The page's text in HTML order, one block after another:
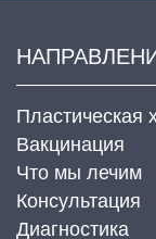
Пластическая
Вакцинация
Что мы лечим
Консультация
Диагностика